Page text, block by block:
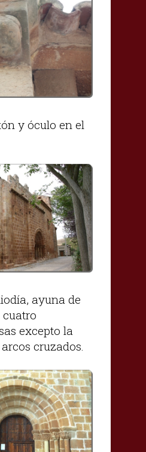
y óculo en el
ayuna de
excepto la
cruzados.